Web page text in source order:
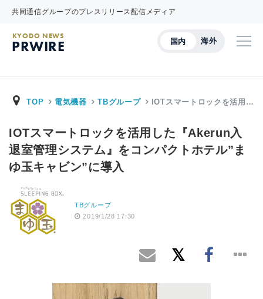
共同通信グループのプレスリリース配信メディア
国内 海外
KYODO NEWS
PRWIRE
TOP 電気機器 TBグループ IOTスマートロックを活用…
IOTスマートロックを活用した『Akerun入
退室管理システム』をコンパクトホテル”ま
ゆ玉キャビン”に導入
TBグループ
2019/1/28 17:30